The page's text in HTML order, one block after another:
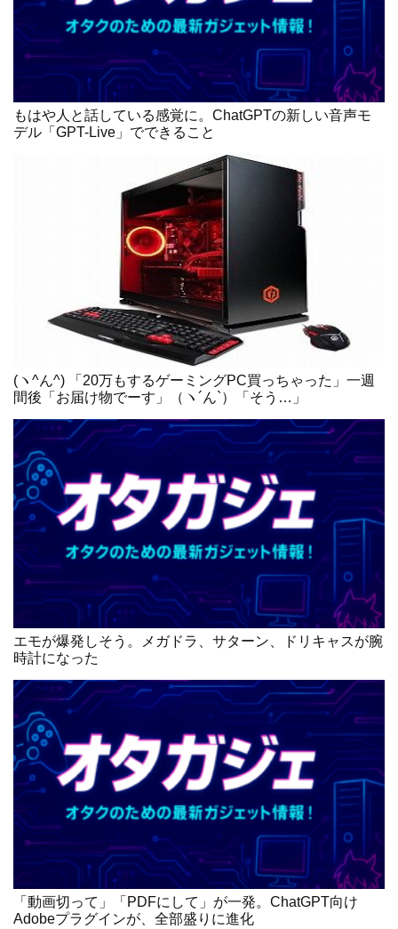
もはや人と話している感覚に。ChatGPTの新しい音声モ
デル「GPT-Live」でできること
(ヽ^ん^) 「20万もするゲーミングPC買っちゃった」一週
間後「お届け物でーす」（ヽ´ん`）「そう…」
エモが爆発しそう。メガドラ、サターン、ドリキャスが腕
時計になった
「動画切って」「PDFにして」が一発。ChatGPT向け
Adobeプラグインが、全部盛りに進化